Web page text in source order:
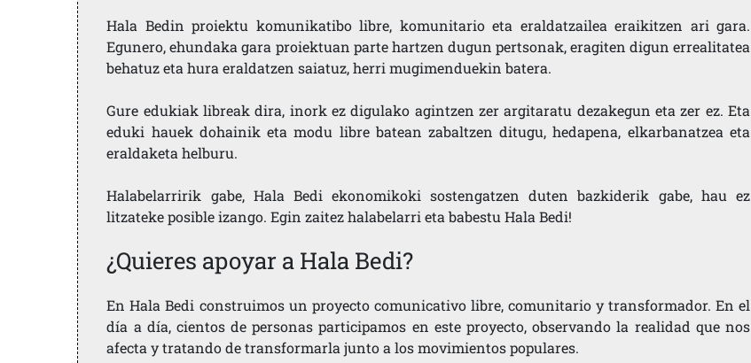
Hala Bedin proiektu komunikatibo libre, komunitario eta eraldatzailea eraikitzen ari gara.
Egunero, ehundaka gara proiektuan parte hartzen dugun pertsonak, eragiten digun errealitatea
behatuz eta hura eraldatzen saiatuz, herri mugimenduekin batera.
Gure edukiak libreak dira, inork ez digulako agintzen zer argitaratu dezakegun eta zer ez. Eta
eduki hauek dohainik eta modu libre batean zabaltzen ditugu, hedapena, elkarbanatzea eta
eraldaketa helburu.
Halabelarririk gabe, Hala Bedi ekonomikoki sostengatzen duten bazkiderik gabe, hau ez
litzateke posible izango. Egin zaitez halabelarri eta babestu Hala Bedi!
¿Quieres apoyar a Hala Bedi?
En Hala Bedi construimos un proyecto comunicativo libre, comunitario y transformador. En el
día a día, cientos de personas participamos en este proyecto, observando la realidad que nos
afecta y tratando de transformarla junto a los movimientos populares.